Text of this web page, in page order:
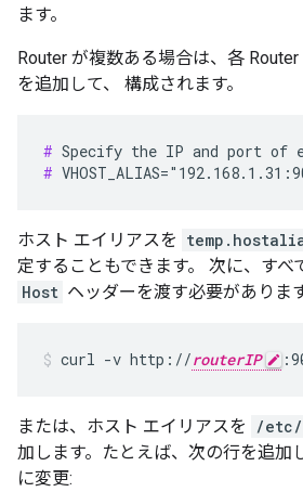
ます。
Router が複数ある場合は、各
を追加して、 構成されます。
#
#
ホスト エイリアスを
定することもできます。 次に、すべ
Host ヘッダーを渡す必要があります
curl -v http://routerIP
または、ホスト エイリアスを /etc/
加します。たとえば、次の行を追加
に変更: